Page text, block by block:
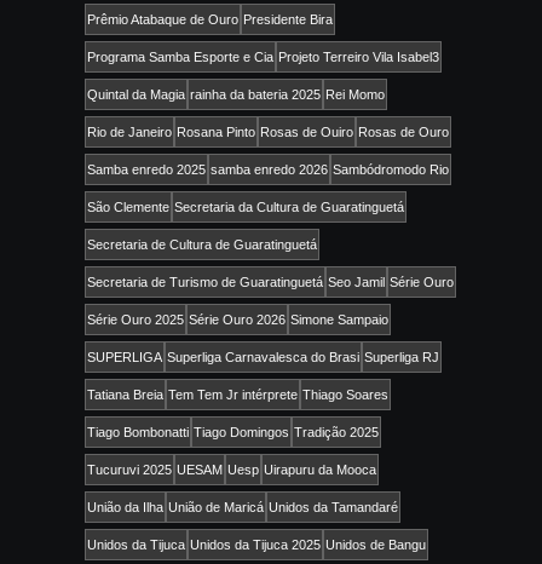
Prêmio Atabaque de Ouro Presidente Bira
Programa Samba Esporte e Cia Projeto Terreiro Vila Isabel3
Quintal da Magia rainha da bateria 2025 Rei Momo
Rio de Janeiro Rosana Pinto Rosas de Ouiro Rosas de Ouro
Samba enredo 2025 samba enredo 2026 Sambódromodo Rio
São Clemente Secretaria da Cultura de Guaratinguetá
Secretaria de Cultura de Guaratinguetá
Secretaria de Turismo de Guaratinguetá Seo Jamil Série Ouro
Série Ouro 2025 Série Ouro 2026 Simone Sampaio
SUPERLIGA Superliga Carnavalesca do Brasi Superliga RJ
Tatiana Breia Tem Tem Jr intérprete Thiago Soares
Tiago Bombonatti Tiago Domingos Tradição 2025
Tucuruvi 2025 UESAM Uesp Uirapuru da Mooca
União da Ilha União de Maricá Unidos da Tamandaré
Unidos da Tijuca Unidos da Tijuca 2025 Unidos de Bangu